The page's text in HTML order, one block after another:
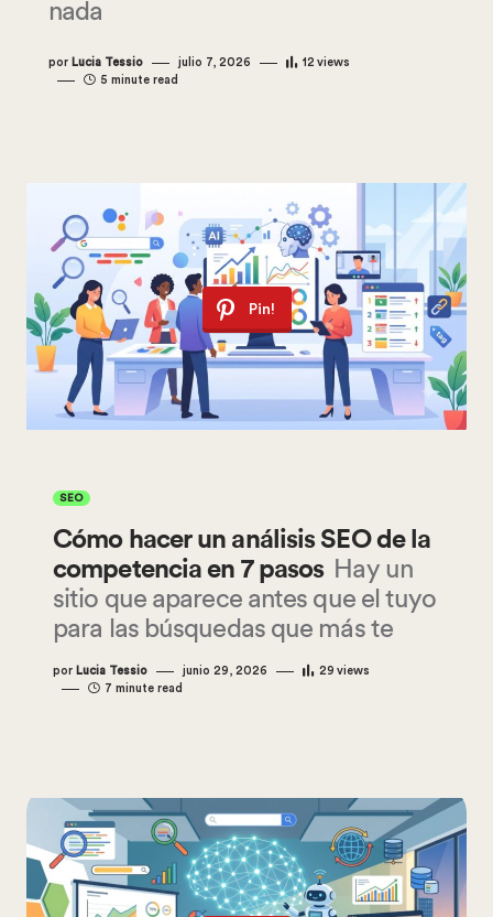
nada
por Lucia Tessio julio 7, 2026 12 views
5 minute read
Pin!
SEO
Cómo hacer un análisis SEO de la
competencia en 7 pasos Hay un
sitio que aparece antes que el tuyo
para las búsquedas que más te
por Lucia Tessio junio 29, 2026 29 views
7 minute read